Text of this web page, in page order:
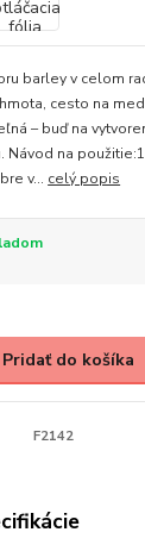
barley v celom
cesto na
– buď na
Návod na
v... celý popis
Pridať do košíka
F2142